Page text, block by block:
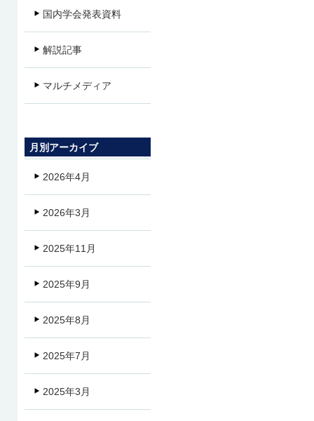
国内学会発表資料
解説記事
マルチメディア
月別アーカイブ
2026年4月
2026年3月
2025年11月
2025年9月
2025年8月
2025年7月
2025年3月